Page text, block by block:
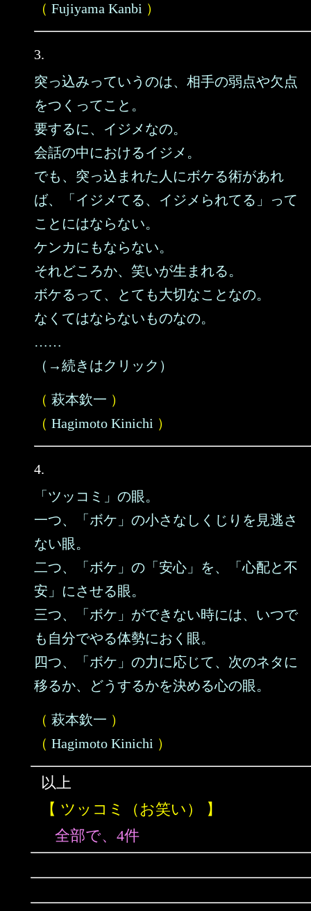
（ Fujiyama Kanbi ）
3.
突っ込みっていうのは、相手の弱点や欠点
をつくってこと。
要するに、イジメなの。
会話の中におけるイジメ。
でも、突っ込まれた人にボケる術があれ
ば、「イジメてる、イジメられてる」って
ことにはならない。
ケンカにもならない。
それどころか、笑いが生まれる。
ボケるって、とても大切なことなの。
なくてはならないものなの。
……
（→続きはクリック）
（ 萩本欽一 ）
（ Hagimoto Kinichi ）
4.
「ツッコミ」の眼。
一つ、「ボケ」の小さなしくじりを見逃さ
ない眼。
二つ、「ボケ」の「安心」を、「心配と不
安」にさせる眼。
三つ、「ボケ」ができない時には、いつで
も自分でやる体勢におく眼。
四つ、「ボケ」の力に応じて、次のネタに
移るか、どうするかを決める心の眼。
（ 萩本欽一 ）
（ Hagimoto Kinichi ）
以上
【 ツッコミ（お笑い） 】
全部で、4件